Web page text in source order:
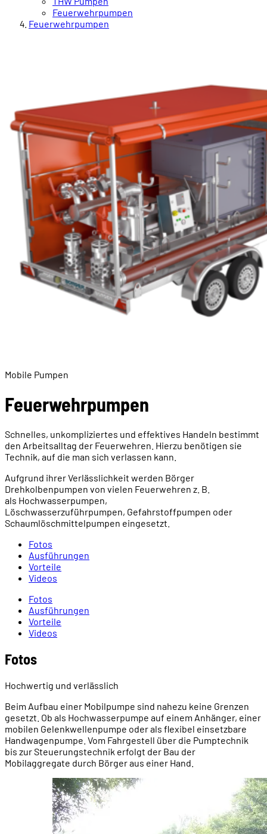
Feuerwehrpumpen
Feuerwehrpumpen
Mobile Pumpen
Feuerwehrpumpen
Schnelles, unkompliziertes und effektives Handeln bestimmt
den Arbeitsalltag der Feuerwehren. Hierzu benötigen sie
Technik, auf die man sich verlassen kann.
Aufgrund ihrer Verlässlichkeit werden Börger
Drehkolbenpumpen von vielen Feuerwehren z. B.
als Hochwasserpumpen,
Löschwasserzuführpumpen, Gefahrstoffpumpen oder
Schaumlöschmittelpumpen eingesetzt.
Fotos
Ausführungen
Vorteile
Videos
Fotos
Ausführungen
Vorteile
Videos
Fotos
Hochwertig und verlässlich
Beim Aufbau einer Mobilpumpe sind nahezu keine Grenzen
gesetzt. Ob als Hochwasserpumpe auf einem Anhänger, einer
mobilen Gelenkwellenpumpe oder als flexibel einsetzbare
Handwagenpumpe. Vom Fahrgestell über die Pumptechnik
bis zur Steuerungstechnik erfolgt der Bau der
Mobilaggregate durch Börger aus einer Hand.